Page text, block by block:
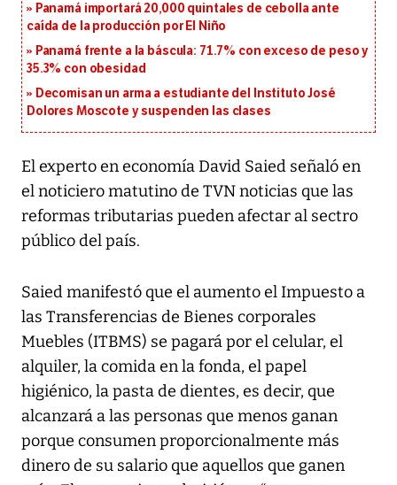
Panamá importará 20,000 quintales de cebolla ante
caída de la producción por El Niño
Panamá frente a la báscula: 71.7% con exceso de peso y
35.3% con obesidad
Decomisan un arma a estudiante del Instituto José
Dolores Moscote y suspenden las clases
El experto en economía David Saied señaló en
el noticiero matutino de TVN noticias que las
reformas tributarias pueden afectar al sectro
público del país.
Saied manifestó que el aumento el Impuesto a
las Transferencias de Bienes corporales
Muebles (ITBMS) se pagará por el celular, el
alquiler, la comida en la fonda, el papel
higiénico, la pasta de dientes, es decir, que
alcanzará a las personas que menos ganan
porque consumen proporcionalmente más
dinero de su salario que aquellos que ganen